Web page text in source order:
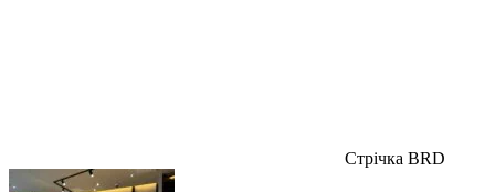
Стрічка BRD